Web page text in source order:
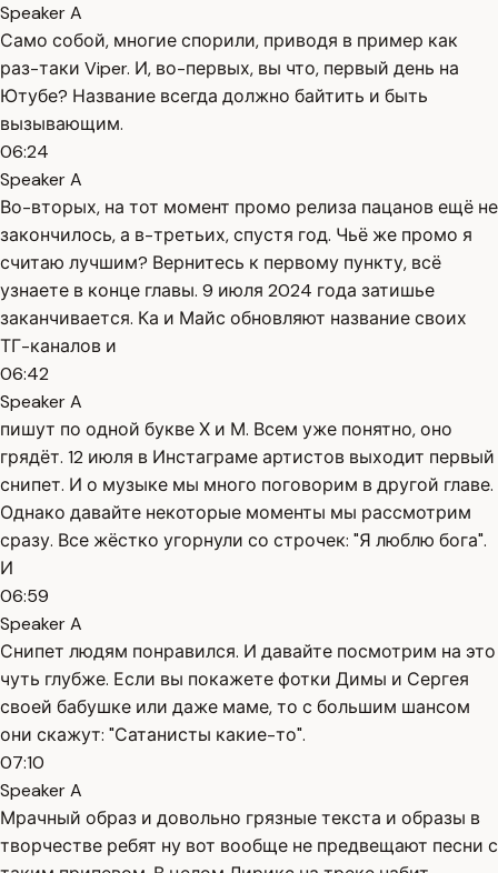
Speaker A
Само собой, многие спорили, приводя в пример как
раз-таки Viper. И, во-первых, вы что, первый день на
Ютубе? Название всегда должно байтить и быть
вызывающим.
06:24
Speaker A
Во-вторых, на тот момент промо релиза пацанов ещё не
закончилось, а в-третьих, спустя год. Чьё же промо я
считаю лучшим? Вернитесь к первому пункту, всё
узнаете в конце главы. 9 июля 2024 года затишье
заканчивается. Ка и Майс обновляют название своих
ТГ-каналов и
06:42
Speaker A
пишут по одной букве Х и М. Всем уже понятно, оно
грядёт. 12 июля в Инстаграме артистов выходит первый
снипет. И о музыке мы много поговорим в другой главе.
Однако давайте некоторые моменты мы рассмотрим
сразу. Все жёстко угорнули со строчек: "Я люблю бога".
И
06:59
Speaker A
Снипет людям понравился. И давайте посмотрим на это
чуть глубже. Если вы покажете фотки Димы и Сергея
своей бабушке или даже маме, то с большим шансом
они скажут: "Сатанисты какие-то".
07:10
Speaker A
Мрачный образ и довольно грязные текста и образы в
творчестве ребят ну вот вообще не предвещают песни с